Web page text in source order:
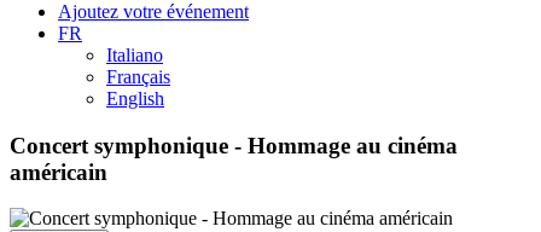
Ajoutez votre événement
FR
Italiano
Français
English
Concert symphonique - Hommage au cinéma
américain